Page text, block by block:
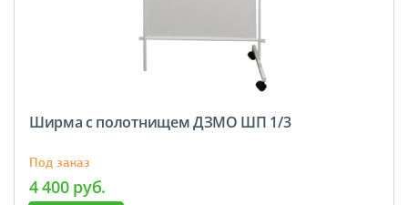
Ширма с полотнищем ДЗМО ШП 1/3
Под заказ
4 400 руб.